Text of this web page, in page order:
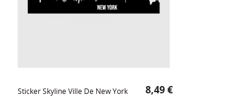
Sticker Skyline Ville De New York Prix
8,49 €